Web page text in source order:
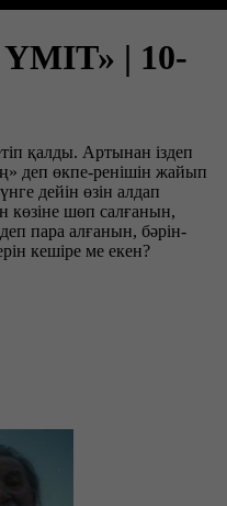
| 10-
қалды. Артынан іздеп
деп өкпе-ренішін жайып
дейін өзін алдап
көзіне шөп салғанын,
пара алғанын, бәрін-
кешіре ме екен?